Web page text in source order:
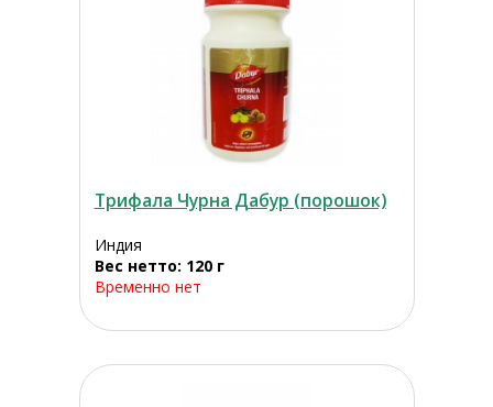
Трифала Чурна Дабур (порошок)
Индия
Вес нетто: 120 г
Временно нет